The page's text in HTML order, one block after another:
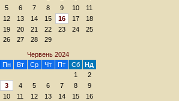
5
6 7 8 9 10
11
12
13 14 15 16 17
18
19
20 21 22 23 24
25
26
27 28 29
Червень 2024
Пн
Вт Ср Чт Пт Сб
Нд
1
2
3
4 5 6 7 8
9
10
11 12 13 14 15
16